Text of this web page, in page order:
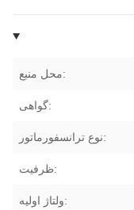
محل منبع:
گواهی:
نوع ترانسفورماتور:
ظرفیت:
ولتاژ اولیه: